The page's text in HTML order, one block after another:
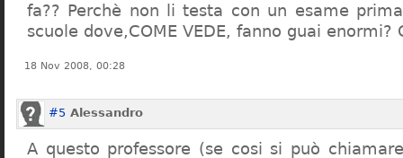
fa?? Perchè non li testa con un esame
scuole dove,COME VEDE, fanno guai enormi?
18 Nov 2008, 00:28
#5 Alessandro
A questo professore (se cosi si può